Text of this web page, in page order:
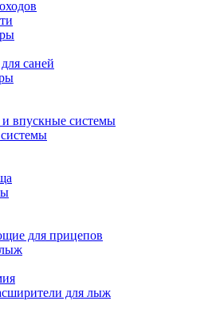
саней
впускные системы
для прицепов
для лыж